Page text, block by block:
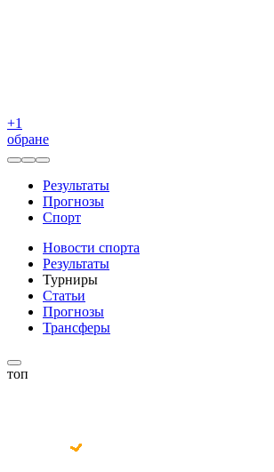
+1
обране
Результаты
Прогнозы
Спорт
Новости спорта
Результаты
Турниры
Статьи
Прогнозы
Трансферы
топ